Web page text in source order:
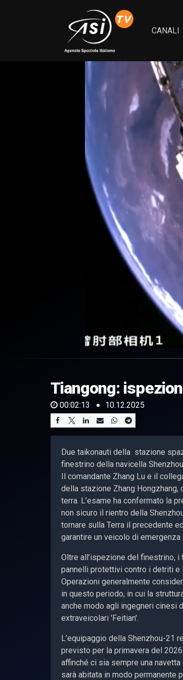
CANALI
of
13
seconds Volume
0%
Tiangong:
00:02:13 10.12.2025
Due taikonauti della stazione
finestrino della navicella
Il comandante Zhang Lu e il
della stazione Zhang
terra. L’esame ha confermato la
non sicuro il rientro della
tornare sulla Terra il precedente
garantire un veicolo di
Oltre all’ispezione del finestrino,
pannelli protettivi contro i detriti
Operazioni generalmente
in questo periodo, in cui la
anche modo agli ingegneri cinesi
extraveicolari 'Feitian'.
L’equipaggio della Shenzhou-21
previsto per la primavera del
affinché ci sia sempre una
sarà abitata in modo permanente